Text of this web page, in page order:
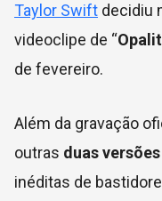
Taylor Swift decidiu
videoclipe de “
de fevereiro.
Além da gravação
outras duas
inéditas de